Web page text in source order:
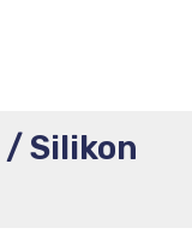
/ Silikon